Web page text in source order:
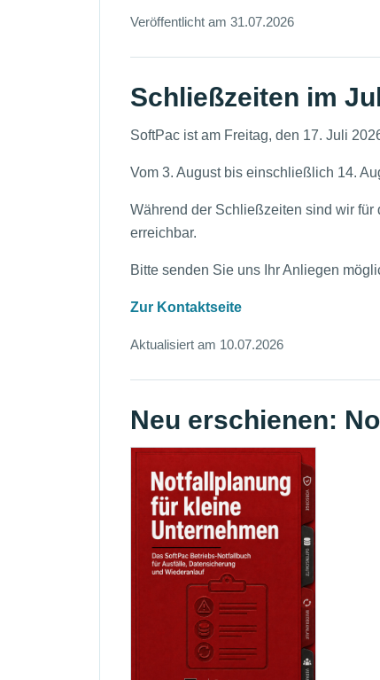
Veröffentlicht am 31.07.2026
Schließzeiten im
SoftPac ist am Freitag, den 17. Juli
Vom 3. August bis einschließlich 14.
Während der Schließzeiten sind wir
erreichbar.
Bitte senden Sie uns Ihr Anliegen
Zur Kontaktseite
Aktualisiert am 10.07.2026
Neu erschienen: